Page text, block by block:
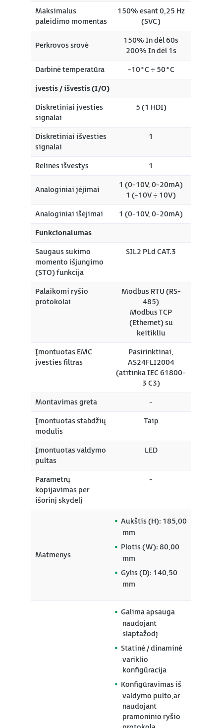
Maksimalus
paleidimo momentas
150% esant 0,25 Hz
(SVC)
Perkrovos srovė
150% In dėl 60s
200% In dėl 1s
Darbinė temperatūra
-10°C ÷ 50°C
įvestis / išvestis (I/O)
Diskretiniai įvesties
signalai
5 (1 HDI)
Diskretiniai išvesties
signalai
1
Relinės išvestys 1
Analoginiai įėjimai
1 (0-10V, 0-20mA)
1 (-10V ÷ 10V)
Analoginiai išėjimai
1 (0-10V, 0-20mA)
Funkcionalumas
Saugaus sukimo
momento išjungimo
(STO) funkcija
SIL2 PLd CAT.3
Palaikomi ryšio
protokolai
Modbus RTU (RS-
485)
Modbus TCP
(Ethernet) su
keitikliu
Įmontuotas EMC
įvesties filtras
Pasirinktinai,
AS24FLI2004
(atitinka IEC 61800-
3 C3)
Montavimas greta
-
Įmontuotas stabdžių
modulis
Taip
Įmontuotas valdymo
pultas
LED
Parametrų
kopijavimas per
išorinį skydelį
-
Matmenys
Aukštis (H): 185,00
mm
Plotis (W): 80,00
mm
Gylis (D): 140,50
mm
Galima apsauga
naudojant
slaptažodį
Statinė / dinaminė
variklio
konfigūracija
Konfigūravimas iš
valdymo pulto,ar
naudojant
pramoninio ryšio